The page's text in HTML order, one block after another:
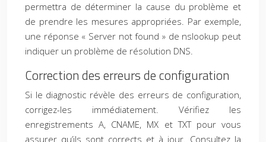
permettra de déterminer la cause du problème et
de prendre les mesures appropriées. Par exemple,
une réponse « Server not found » de nslookup peut
indiquer un problème de résolution DNS.
Correction des erreurs de configuration
Si le diagnostic révèle des erreurs de configuration,
corrigez-les immédiatement. Vérifiez les
enregistrements A, CNAME, MX et TXT pour vous
assurer qu’ils sont corrects et à jour. Consultez la